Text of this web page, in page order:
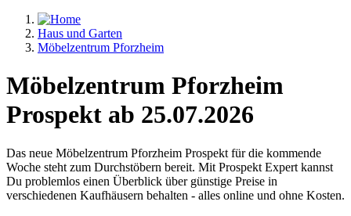
Haus und Garten
Möbelzentrum Pforzheim
Möbelzentrum Pforzheim
Prospekt ab 25.07.2026
Das neue Möbelzentrum Pforzheim Prospekt für die kommende
Woche steht zum Durchstöbern bereit. Mit Prospekt Expert kannst
Du problemlos einen Überblick über günstige Preise in
verschiedenen Kaufhäusern behalten - alles online und ohne Kosten.